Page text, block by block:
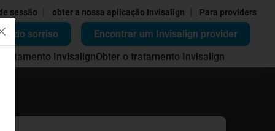
sessão obter a nossa aplicação Invisalign Para providers
do sorriso
Encontrar um Invisalign provider
tratamento InvisalignObter o tratamento Invisalign